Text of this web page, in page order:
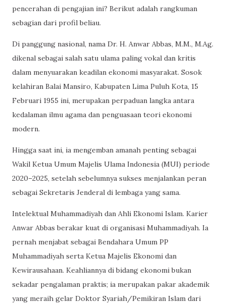
pencerahan di pengajian ini? Berikut adalah rangkuman
sebagian dari profil beliau.
Di panggung nasional, nama Dr. H. Anwar Abbas, M.M., M.Ag.
dikenal sebagai salah satu ulama paling vokal dan kritis
dalam menyuarakan keadilan ekonomi masyarakat. Sosok
kelahiran Balai Mansiro, Kabupaten Lima Puluh Kota, 15
Februari 1955 ini, merupakan perpaduan langka antara
kedalaman ilmu agama dan penguasaan teori ekonomi
modern.
Hingga saat ini, ia mengemban amanah penting sebagai
Wakil Ketua Umum Majelis Ulama Indonesia (MUI) periode
2020–2025, setelah sebelumnya sukses menjalankan peran
sebagai Sekretaris Jenderal di lembaga yang sama.
Intelektual Muhammadiyah dan Ahli Ekonomi Islam. Karier
Anwar Abbas berakar kuat di organisasi Muhammadiyah. Ia
pernah menjabat sebagai Bendahara Umum PP
Muhammadiyah serta Ketua Majelis Ekonomi dan
Kewirausahaan. Keahliannya di bidang ekonomi bukan
sekadar pengalaman praktis; ia merupakan pakar akademik
yang meraih gelar Doktor Syariah/Pemikiran Islam dari